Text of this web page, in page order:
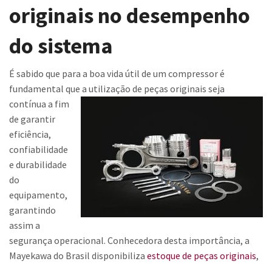
Contato
Trabalhe Conosco
originais no desempenho
do sistema
É sabido que para a boa vida útil de um compressor é
fundamental que a utilização de peças originais seja
contínua a fim
de garantir
eficiência,
confiabilidade
e durabilidade
do
equipamento,
garantindo
assim a
segurança operacional. Conhecedora desta importância, a
Mayekawa do Brasil disponibiliza estoque de peças originais,